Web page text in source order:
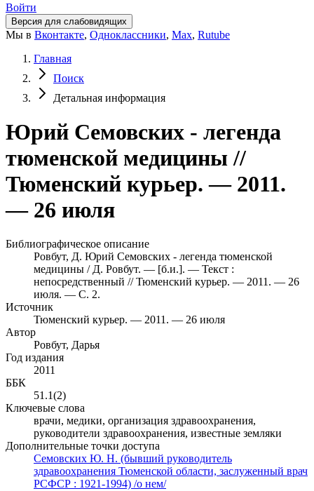
Войти
Версия для слабовидящих
Мы в Вконтакте, Одноклассники, Max, Rutube
Главная
Поиск
Детальная информация
Юрий Семовских - легенда
тюменской медицины //
Тюменский курьер. — 2011.
— 26 июля
Библиографическое описание
Ровбут, Д. Юрий Семовских - легенда тюменской
медицины / Д. Ровбут. — [б.и.]. — Текст :
непосредственный // Тюменский курьер. — 2011. — 26
июля. — С. 2.
Источник
Тюменский курьер. — 2011. — 26 июля
Автор
Ровбут, Дарья
Год издания
2011
ББК
51.1(2)
Ключевые слова
врачи, медики, организация здравоохранения,
руководители здравоохранения, известные земляки
Дополнительные точки доступа
Семовских Ю. Н. (бывший руководитель
здравоохранения Тюменской области, заслуженный врач
РСФСР : 1921-1994) /о нем/